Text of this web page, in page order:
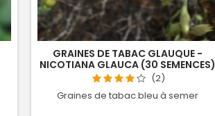
GRAINES DE TABAC GLAUQUE -
NICOTIANA GLAUCA (30 SEMENCES)
(2)
Graines de tabac bleu à semer